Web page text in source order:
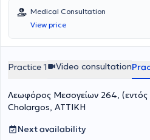
holds a doctoral degree with honors
National and Kapodistrian University
further training at leading
Cleveland Clinic Foundation and
hospitals in Athens.
Medical Consultation
View price
Practice 1 Video consultation
Λεωφόρος Μεσογείων 264,
Cholargos, ΑΤΤΙΚΗ
Next availability